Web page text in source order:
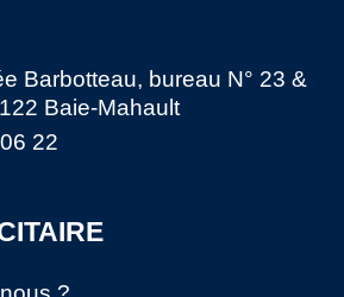
Barbotteau, bureau N° 23 &
Baie-Mahault
22